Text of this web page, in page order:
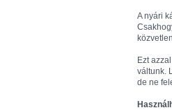
A nyári
Ezt
váltunk.
de ne